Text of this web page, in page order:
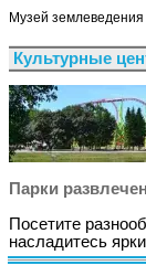
Музей
Культурные
Парки
Посетите
насладитесь